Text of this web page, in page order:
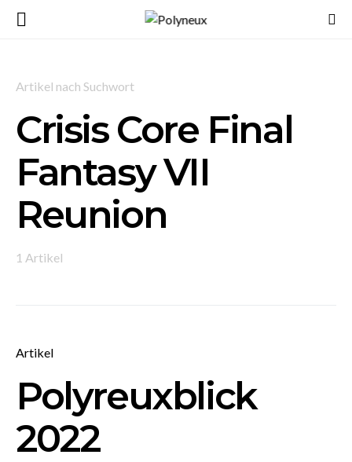
Artikel nach Suchwort
Crisis Core Final
Fantasy VII
Reunion
1 Artikel
Artikel
Polyreuxblick
2022